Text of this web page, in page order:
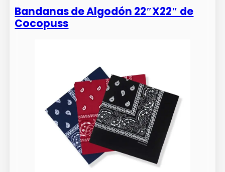
Bandanas de Algodón 22″X22″ de
Cocopuss